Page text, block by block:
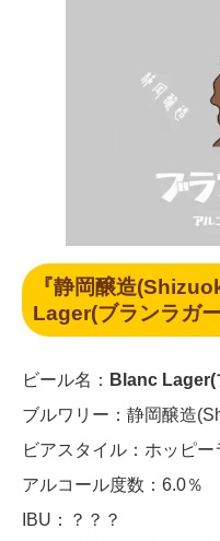
『静岡醸造
Lager(ブランラガ
ビール名： Blanc Lager(
ブルワリー：静岡醸造
ビアスタイル：ホッピー
アルコール度数：6.0％
IBU：？？？